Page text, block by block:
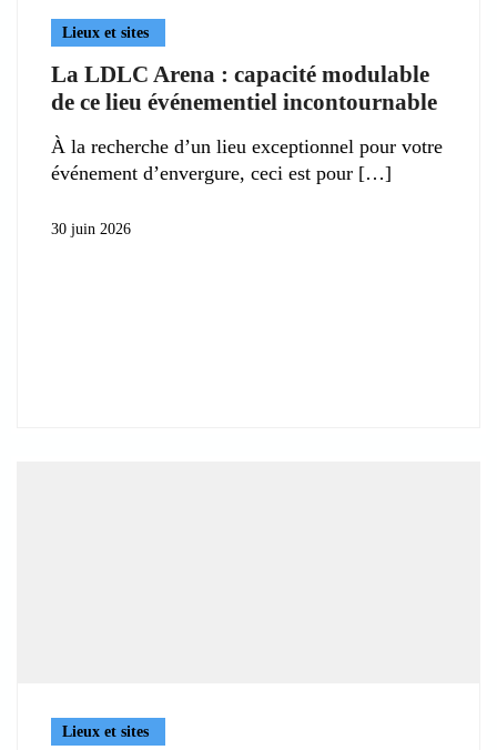
Lieux et sites
La LDLC Arena : capacité modulable
de ce lieu événementiel incontournable
À la recherche d’un lieu exceptionnel pour votre
événement d’envergure, ceci est pour
30 juin 2026
Lieux et sites